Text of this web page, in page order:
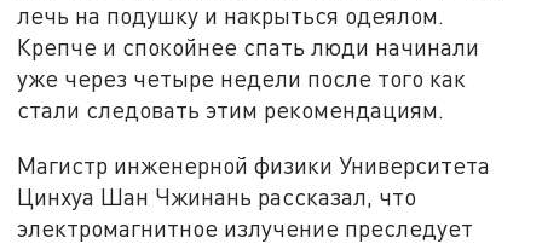
лечь на подушку и накрыться одеялом.
Крепче и спокойнее спать люди начинали
уже через четыре недели после того как
стали следовать этим рекомендациям.
Магистр инженерной физики Университета
Цинхуа Шан Чжинань рассказал, что
электромагнитное излучение преследует